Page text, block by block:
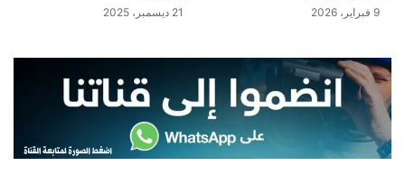
9 فبراير، 2026 21 ديسمبر، 2025